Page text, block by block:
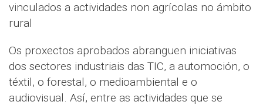
vinculados a actividades non agrícolas no ámbito
rural
Os proxectos aprobados abranguen iniciativas
dos sectores industriais das TIC, a automoción, o
téxtil, o forestal, o medioambiental e o
audiovisual. Así, entre as actividades que se